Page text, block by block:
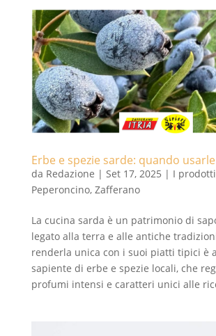
Erbe e spezie sarde: quando
da Redazione | Set 17, 2025 | I prodotti
Peperoncino, Zafferano
La cucina sarda è un patrimonio di
legato alla terra e alle antiche
renderla unica con i suoi piatti tipici è
sapiente di erbe e spezie locali, che
profumi intensi e caratteri unici alle